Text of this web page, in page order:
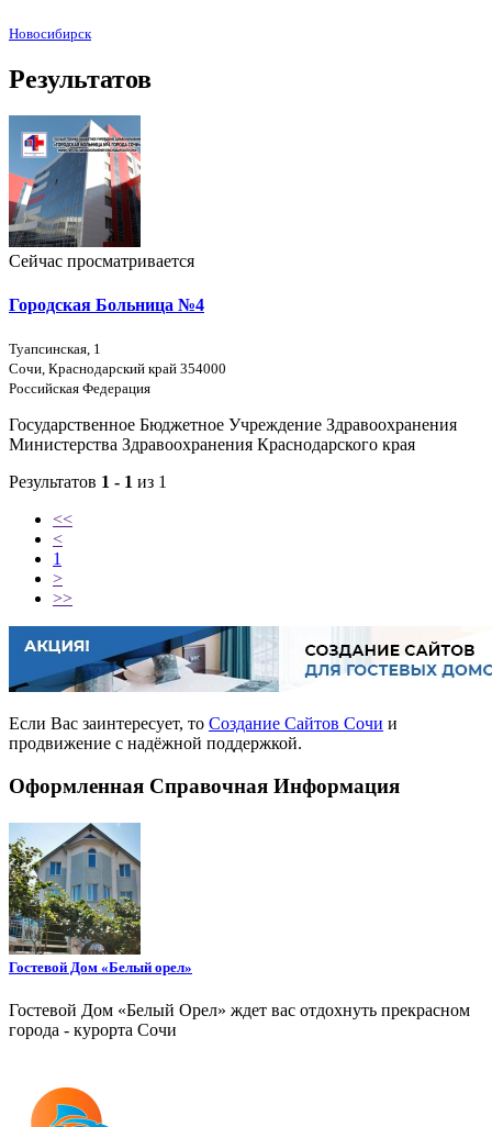
Новосибирск
Результатов
Сейчас просматривается
Городская Больница №4
Туапсинская, 1
Сочи, Краснодарский край 354000
Российская Федерация
Государственное Бюджетное Учреждение Здравоохранения
Министерства Здравоохранения Краснодарского края
Результатов 1 - 1 из 1
<<
<
1
>
>>
Если Вас заинтересует, то Создание Сайтов Сочи и
продвижение с надёжной поддержкой.
Оформленная Справочная Информация
Гостевой Дом «Белый орел»
Гостевой Дом «Белый Орел» ждет вас отдохнуть прекрасном
города - курорта Сочи